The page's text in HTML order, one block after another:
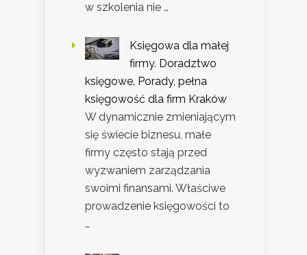
w szkolenia nie …
Księgowa dla małej
firmy. Doradztwo
księgowe. Porady, pełna
księgowość dla firm Kraków
W dynamicznie zmieniającym
się świecie biznesu, małe
firmy często stają przed
wyzwaniem zarządzania
swoimi finansami. Właściwe
prowadzenie księgowości to
…